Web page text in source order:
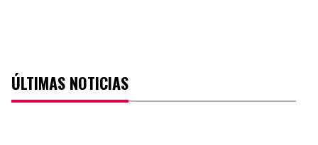
ÚLTIMAS NOTICIAS